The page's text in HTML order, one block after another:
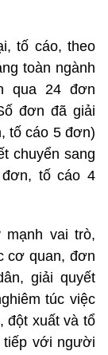
tố cáo, theo
toàn ngành
qua 24 đơn
đơn đã giải
tố cáo 5 đơn)
chuyển sang
tố cáo 4
mạnh vai trò,
cơ quan, đơn
giải quyết
túc việc
đột xuất và tổ
tiếp với người